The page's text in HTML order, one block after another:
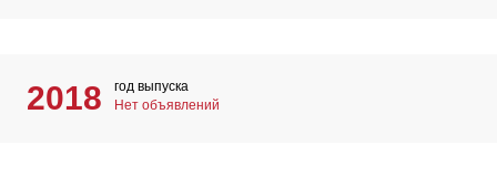
2018
год выпуска
Нет объявлений